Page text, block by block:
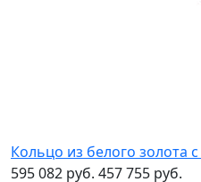
Кольцо из белого золота
595 082 руб. 457 755 руб.